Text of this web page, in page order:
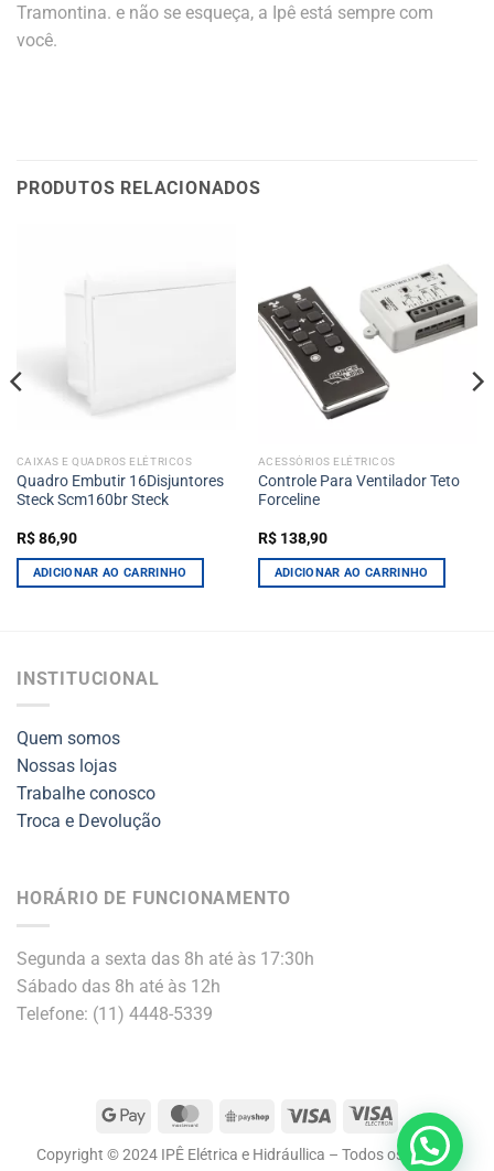
Tramontina. e não se esqueça, a Ipê está sempre com
você.
PRODUTOS RELACIONADOS
CAIXAS E QUADROS ELÉTRICOS
Quadro Embutir 16Disjuntores
Steck Scm160br Steck
R$86,90
ADICIONAR AO CARRINHO
ACESSÓRIOS ELÉTRICOS
Controle Para Ventilador Teto
Forceline
R$138,90
ADICIONAR AO CARRINHO
INSTITUCIONAL
Quem somos
Nossas lojas
Trabalhe conosco
Troca e Devolução
HORÁRIO DE FUNCIONAMENTO
Segunda a sexta das 8h até às 17:30h
Sábado das 8h até às 12h
Telefone: (11) 4448-5339
Google
MasterCardPayShopVisa
Visa
Electron
Copyright © 2024 IPÊ Elétrica e Hidráullica – Todos os direitos